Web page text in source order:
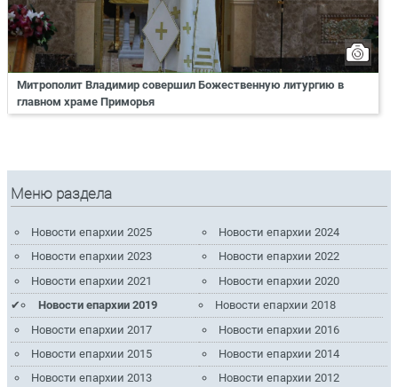
Митрополит Владимир совершил Божественную литургию в
главном храме Приморья
Меню раздела
Новости епархии 2025
Новости епархии 2024
Новости епархии 2023
Новости епархии 2022
Новости епархии 2021
Новости епархии 2020
Новости епархии 2019
Новости епархии 2018
Новости епархии 2017
Новости епархии 2016
Новости епархии 2015
Новости епархии 2014
Новости епархии 2013
Новости епархии 2012